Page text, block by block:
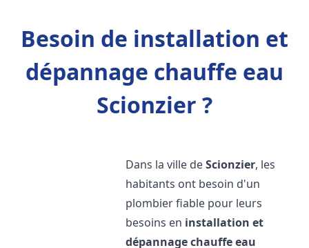
Besoin de installation et
dépannage chauffe eau
Scionzier ?
Dans la ville deScionzier, les
habitants ont besoin d'un
plombier fiable pour leurs
besoins en installation et
dépannage chauffe eau